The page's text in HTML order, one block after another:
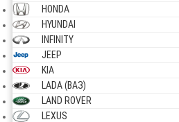
HONDA
HYUNDAI
INFINITY
JEEP
KIA
LADA (ВАЗ)
LAND ROVER
LEXUS